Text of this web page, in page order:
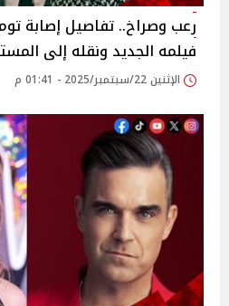
رعب وصراخ.. تفاصيل إصابة
فيلمه الجديد ونقله إلى
الإثنين 22/سبتمبر/2025 - 01:41 م